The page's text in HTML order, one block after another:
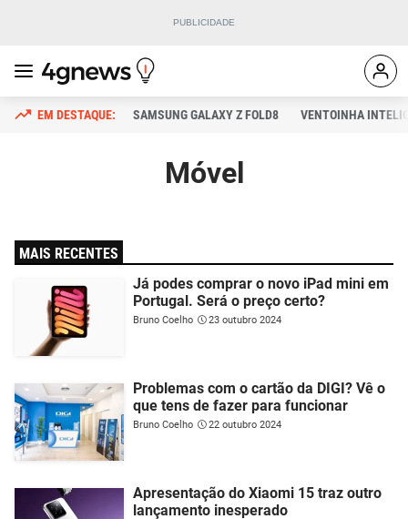
SAMSUNG GALAXY Z FOLD8 VENTOINHA
Móvel
MAIS RECENTES
Já podes comprar o novo iPad mini em
Portugal. Será o preço certo?
Bruno Coelho 23 outubro 2024
Problemas com o cartão da DIGI? Vê o
que tens de fazer para funcionar
Bruno Coelho 22 outubro 2024
Apresentação do Xiaomi 15 traz outro
lançamento inesperado